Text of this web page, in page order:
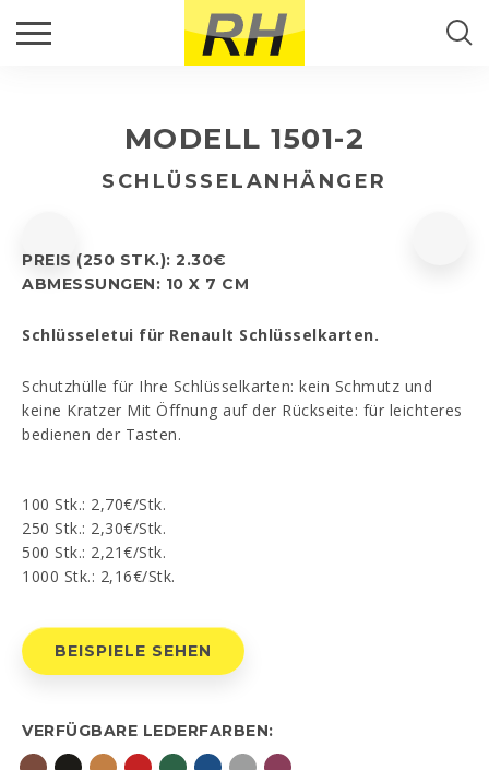
RH PORTUGAL
KONTAKTE
MODELL 1501-2
SCHLÜSSELANHÄNGER
PREIS (250 STK.): 2.30€
ABMESSUNGEN: 10 X 7 CM
Schlüsseletui für Renault Schlüsselkarten.
Schutzhülle für Ihre Schlüsselkarten: kein Schmutz und
keine Kratzer Mit Öffnung auf der Rückseite: für leichteres
bedienen der Tasten.
100 Stk.: 2,70€/Stk.
250 Stk.: 2,30€/Stk.
500 Stk.: 2,21€/Stk.
1000 Stk.: 2,16€/Stk.
BEISPIELE SEHEN
VERFÜGBARE LEDERFARBEN:
RÜCKRUF
SENDEN